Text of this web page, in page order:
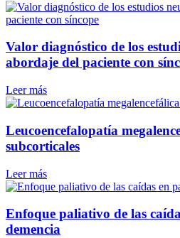
Valor diagnóstico de los
abordaje del paciente con
Leer más
Leucoencefalopatía
subcorticales
Leer más
Enfoque paliativo de las
demencia